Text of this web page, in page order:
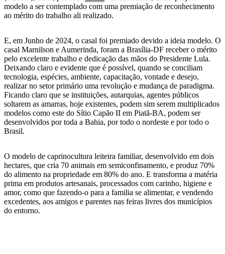
modelo a ser contemplado com uma premiação de reconhecimento
ao mérito do trabalho ali realizado.
E, em Junho de 2024, o casal foi premiado devido a ideia modelo. O
casal Marnilson e Aumerinda, foram a Brasília-DF receber o mérito
pelo excelente trabalho e dedicação das mãos do Presidente Lula.
Deixando claro e evidente que é possível, quando se conciliam
tecnologia, espécies, ambiente, capacitação, vontade e desejo,
realizar no setor primário uma revolução e mudança de paradigma.
Ficando claro que se instituições, autarquias, agentes públicos
soltarem as amarras, hoje existentes, podem sim serem multiplicados
modelos como este do Sítio Capão II em Piatã-BA, podem ser
desenvolvidos por toda a Bahia, por todo o nordeste e por todo o
Brasil.
O modelo de caprinocultura leiteira familiar, desenvolvido em dois
hectares, que cria 70 animais em semiconfinamento, e produz 70%
do alimento na propriedade em 80% do ano. E transforma a matéria
prima em produtos artesanais, processados com carinho, higiene e
amor, como que fazendo-o para a familia se alimentar, e vendendo
excedentes, aos amigos e parentes nas feiras livres dos municípios
do entorno.